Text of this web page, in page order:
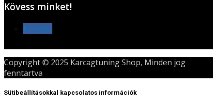
Kövess minket!
Követés
Copyright © 2025 Karcagtuning Shop, Minden jog
fenntartva
Sütibeállításokkal kapcsolatos információk